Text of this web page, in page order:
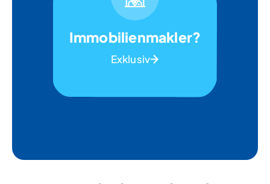
Immobilienmakler?
Exklusiv